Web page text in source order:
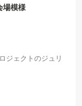
場模様
ジェクトのジュリ